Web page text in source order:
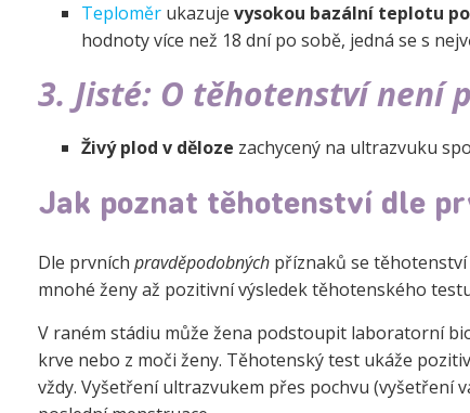
Teploměr ukazuje vysokou bazální teplotu
hodnoty více než 18 dní po sobě, jedná se s
3. Jisté: O těhotenství není
Živý plod v děloze zachycený na ultrazvuku
Jak poznat těhotenství dle
Dle prvních pravděpodobných příznaků se
mnohé ženy až pozitivní výsledek těhotenského
V raném stádiu může žena podstoupit laboratorní
krve nebo z moči ženy. Těhotenský test ukáže
vždy. Vyšetření ultrazvukem přes pochvu (vyšetření